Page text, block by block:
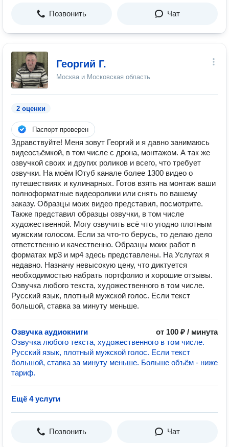
Позвонить Чат
Георгий Г.
Москва и Московская область
2 оценки
Паспорт проверен
Здравствуйте! Меня зовут Георгий и я давно занимаюсь
видеосъёмкой, в том числе с дрона, монтажом. А так же
озвучкой своих и других роликов и всего, что требует
озвучки. На моём Ютуб канале более 1300 видео о
путешествиях и кулинарных. Готов взять на монтаж ваши
полноформатные видеоролики или снять по вашему
заказу. Образцы моих видео представил, посмотрите.
Также представил образцы озвучки, в том числе
художественной. Могу озвучить всё что угодно плотным
мужским голосом. Если за что-то берусь, то делаю дело
ответственно и качественно. Образцы моих работ в
форматах мр3 и мр4 здесь представлены. На Услугах я
недавно. Назначу невысокую цену, что диктуется
необходимостью набрать портфолио и хорошие отзывы.
Озвучка любого текста, художественного в том числе.
Русский язык, плотный мужской голос. Если текст
большой, ставка за минуту меньше.
Озвучка аудиокниги
от 100 ₽ / минута
Озвучка любого текста, художественного в том числе.
Русский язык, плотный мужской голос. Если текст
большой, ставка за минуту меньше. Больше объём - ниже
тариф.
Ещё 4 услуги
Позвонить Чат